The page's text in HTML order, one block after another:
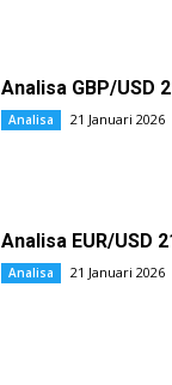
Analisa GBP/USD
Analisa 21 Januari 2026
Analisa EUR/USD
Analisa 21 Januari 2026